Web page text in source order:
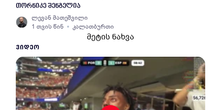
თორნიკე შენგელია
ლევან მათეშვილი
1 თვის წინ
კალათბურთი
მეტის ნახვა
ᲕᲘᲓᲔᲝ